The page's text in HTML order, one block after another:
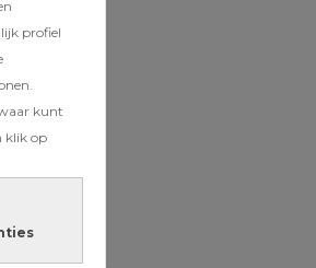
profiel
kunt
klik op
van
de
het